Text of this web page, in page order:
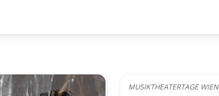
MUSIKTHEATERTAGE WIEN